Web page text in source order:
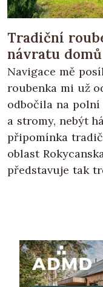
Tradiční
návratu domů
Navigace mě
roubenka mi už
odbočila na
a stromy, nebýt
připomínka
oblast
představuje tak